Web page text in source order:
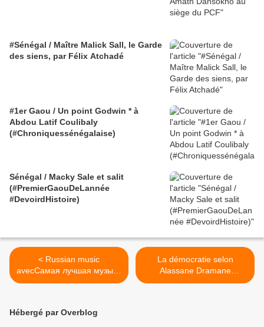
#Sénégal / Maître Malick Sall, le Garde
des siens, par Félix Atchadé
#1er Gaou / Un point Godwin * à
Abdou Latif Coulibaly
(#Chroniquessénégalaise)
Sénégal / Macky Sale et salit
(#PremierGaouDeLannée
#DevoirdHistoire)
< Russian music
avecСамая лучшая музыка
интернета. Видео клип
La démocratie selon
Alassane Dramane
Ouattara - Saccage du
Hébergé par Overblog